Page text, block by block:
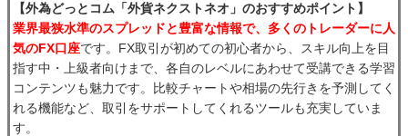
【外為どっとコム「外貨ネクストネオ」のおすすめポイント】
業界最狭水準のスプレッドと豊富な情報で、多くのトレーダーに人
気のFX口座です。FX取引が初めての初心者から、スキル向上を目
指す中・上級者向けまで、各自のレベルにあわせて受講できる学習
コンテンツも魅力です。比較チャートや相場の先行きを予測してく
れる機能など、取引をサポートしてくれるツールも充実していま
す。